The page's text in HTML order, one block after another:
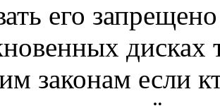
его
дисках
законам если